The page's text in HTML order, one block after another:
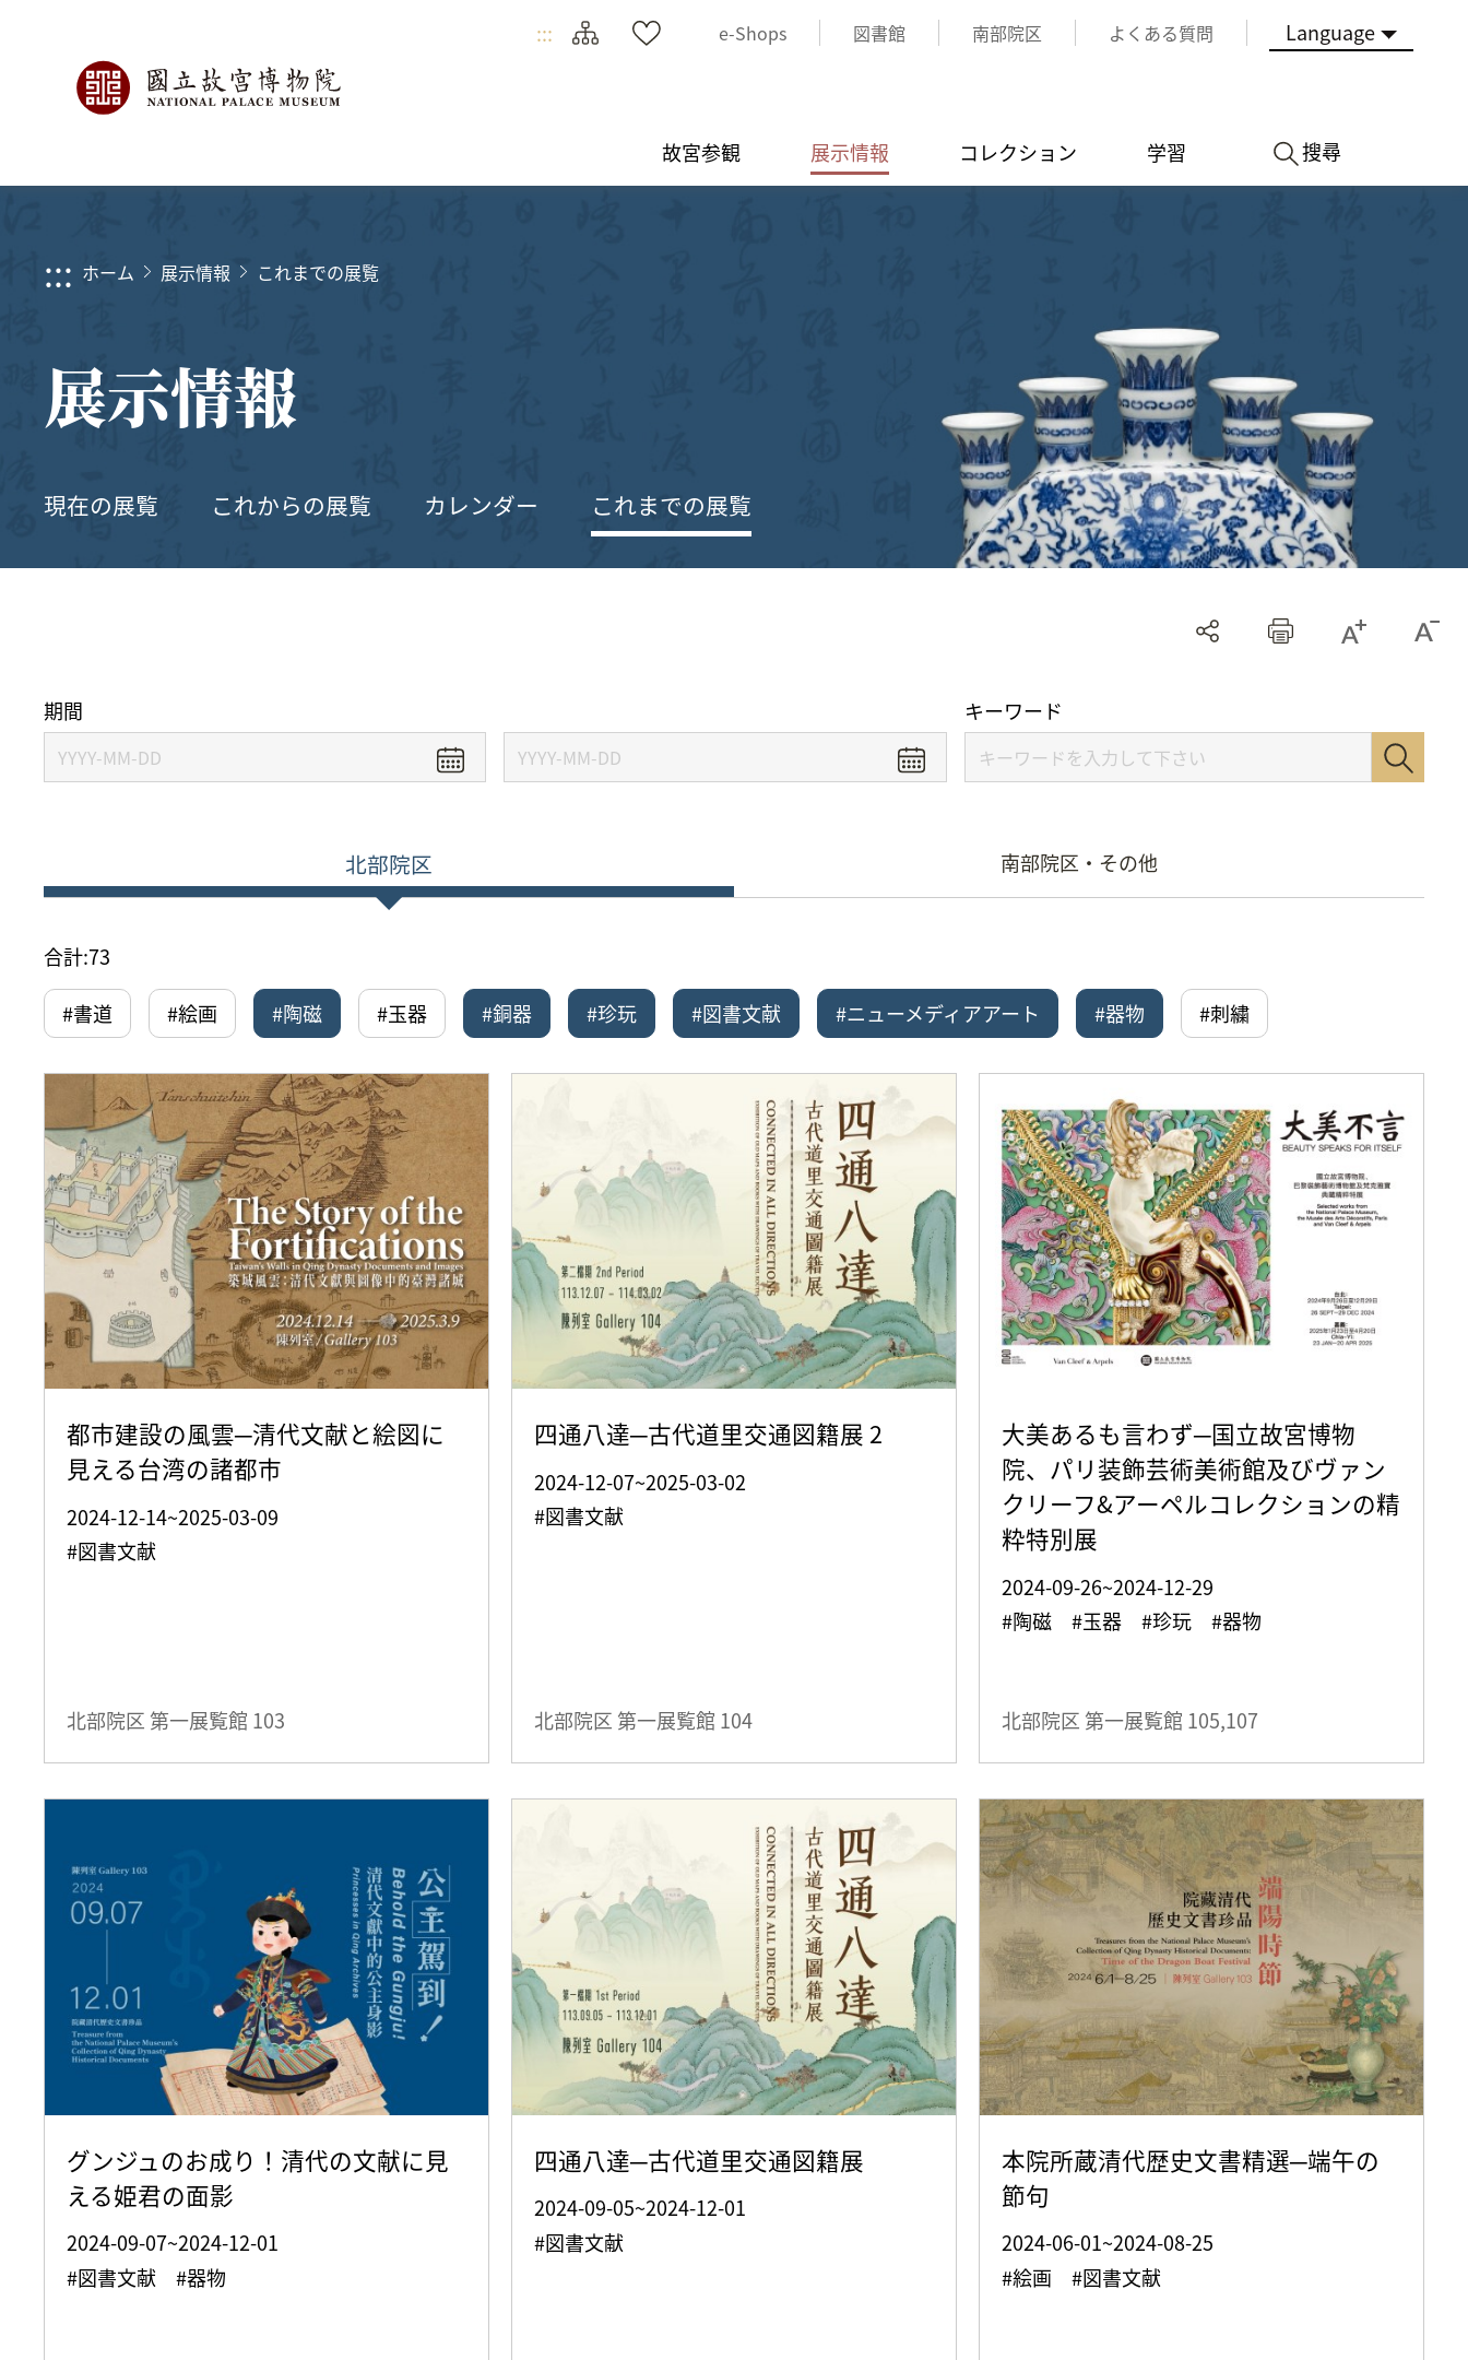
::: e-Shops 図書館 南部院区 よくある質問 Language
故宮参観 展示情報 コレクション 学習 搜尋
::: ホーム 展示情報 これまでの展覧
展示情報
現在の展覧 これからの展覧 カレンダー これまでの展覧
期間 キーワード
北部院区 南部院区・その他
合計:73
#書道
#絵画 #陶磁 #玉器 #銅器 #珍玩 #図書文献 #ニューメディアアート #器物 #刺繍
都市建設の風雲─清代文献と絵図に
見える台湾の諸都市
2024-12-14~2025-03-09
#図書文献
北部院区 第一展覧館 103
四通八達─古代道里交通図籍展 2
2024-12-07~2025-03-02
#図書文献
北部院区 第一展覧館 104
大美あるも言わず─国立故宮博物
院、パリ装飾芸術美術館及びヴァン
クリーフ&アーペルコレクションの精
粋特別展
2024-09-26~2024-12-29
#陶磁 #玉器 #珍玩 #器物
北部院区 第一展覧館 105,107
グンジュのお成り！清代の文献に見
える姫君の面影
2024-09-07~2024-12-01
#図書文献 #器物
四通八達─古代道里交通図籍展
2024-09-05~2024-12-01
#図書文献
本院所蔵清代歴史文書精選─端午の
節句
2024-06-01~2024-08-25
#絵画 #図書文献